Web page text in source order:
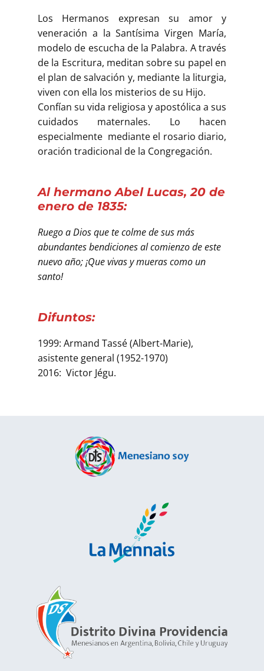
Los Hermanos expresan su amor y
veneración a la Santísima Virgen María,
modelo de escucha de la Palabra. A través
de la Escritura, meditan sobre su papel en
el plan de salvación y, mediante la liturgia,
viven con ella los misterios de su Hijo.
Confían su vida religiosa y apostólica a sus
cuidados maternales. Lo hacen
especialmente mediante el rosario diario,
oración tradicional de la Congregación.
Al hermano Abel Lucas, 20 de
enero de 1835:
Ruego a Dios que te colme de sus más
abundantes bendiciones al comienzo de este
nuevo año; ¡Que vivas y mueras como un
santo!
Difuntos:
1999: Armand Tassé (Albert-Marie),
asistente general (1952-1970)
2016: Victor Jégu.